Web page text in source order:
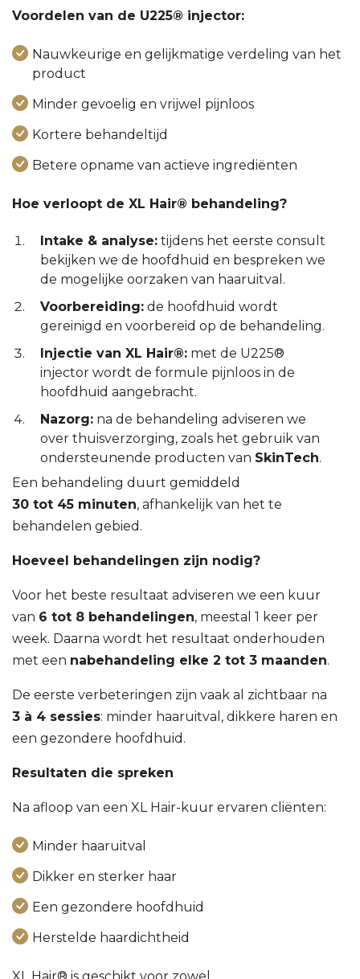
Voordelen van de U225® injector:
Nauwkeurige en gelijkmatige verdeling van het
product
Minder gevoelig en vrijwel pijnloos
Kortere behandeltijd
Betere opname van actieve ingrediënten
Hoe verloopt de XL Hair® behandeling?
Intake & analyse: tijdens het eerste consult
bekijken we de hoofdhuid en bespreken we
de mogelijke oorzaken van haaruitval.
Voorbereiding: de hoofdhuid wordt
gereinigd en voorbereid op de behandeling.
Injectie van XL Hair®: met de U225®
injector wordt de formule pijnloos in de
hoofdhuid aangebracht.
Nazorg: na de behandeling adviseren we
over thuisverzorging, zoals het gebruik van
ondersteunende producten van SkinTech.
Een behandeling duurt gemiddeld
30 tot 45 minuten, afhankelijk van het te
behandelen gebied.
Hoeveel behandelingen zijn nodig?
Voor het beste resultaat adviseren we een kuur
van 6 tot 8 behandelingen, meestal 1 keer per
week. Daarna wordt het resultaat onderhouden
met een nabehandeling elke 2 tot 3 maanden.
De eerste verbeteringen zijn vaak al zichtbaar na
3 à 4 sessies: minder haaruitval, dikkere haren en
een gezondere hoofdhuid.
Resultaten die spreken
Na afloop van een XL Hair-kuur ervaren cliënten:
Minder haaruitval
Dikker en sterker haar
Een gezondere hoofdhuid
Herstelde haardichtheid